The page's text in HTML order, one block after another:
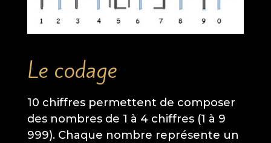
Le codage
10 chiffres permettent de composer
des nombres de 1 à 4 chiffres (1 à 9
999). Chaque nombre représente un